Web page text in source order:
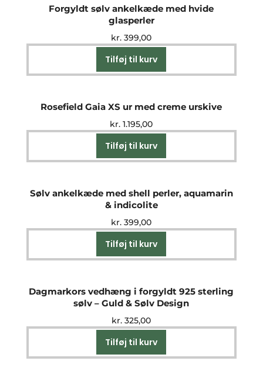
Forgyldt sølv ankelkæde med hvide
glasperler
kr. 399,00
Tilføj til kurv
Rosefield Gaia XS ur med creme urskive
kr. 1.195,00
Tilføj til kurv
Sølv ankelkæde med shell perler, aquamarin
& indicolite
kr. 399,00
Tilføj til kurv
Dagmarkors vedhæng i forgyldt 925 sterling
sølv – Guld & Sølv Design
kr. 325,00
Tilføj til kurv